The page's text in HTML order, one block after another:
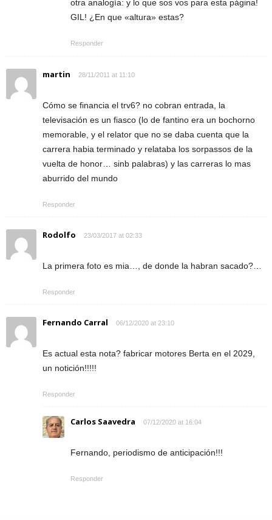
otra analogía: y lo que sos vos para esta página!
GIL! ¿En que «altura» estas?
Responder
martin 28/11/2011 at 11:10
Cómo se financia el trv6? no cobran entrada, la
televisación es un fiasco (lo de fantino era un bochorno
memorable, y el relator que no se daba cuenta que la
carrera habia terminado y relataba los sorpassos de la
vuelta de honor… sinb palabras) y las carreras lo mas
aburrido del mundo
Responder
Rodolfo 23/03/2017 at 02:33
La primera foto es mia…, de donde la habran sacado?…
Responder
Fernando Carral 06/12/2020 at 23:10
Es actual esta nota? fabricar motores Berta en el 2029,
un notición!!!!!
Responder
Carlos Saavedra 07/12/2020 at 16:04
Fernando, periodismo de anticipación!!!
Responder